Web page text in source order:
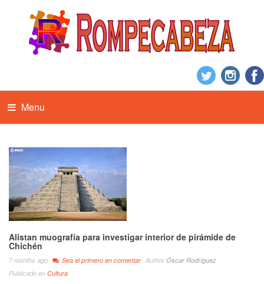
Menu
Alistan muografía para investigar interior de pirámide de
Chichén
7 months ago Sea el primero en comentar Author Óscar Rodríguez
Publicado en Cultura